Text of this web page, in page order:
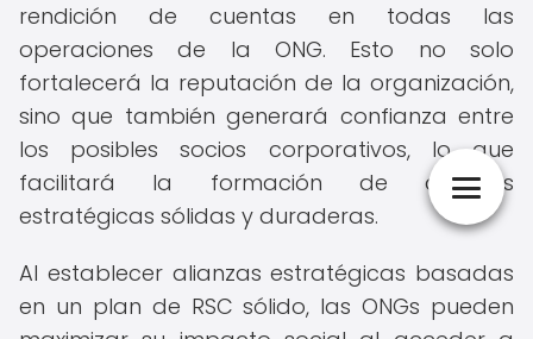
rendición de cuentas en todas las
operaciones de la ONG. Esto no solo
fortalecerá la reputación de la organización,
sino que también generará confianza entre
los posibles socios corporativos, lo que
facilitará la formación de alianzas
estratégicas sólidas y duraderas.
Al establecer alianzas estratégicas basadas
en un plan de RSC sólido, las ONGs pueden